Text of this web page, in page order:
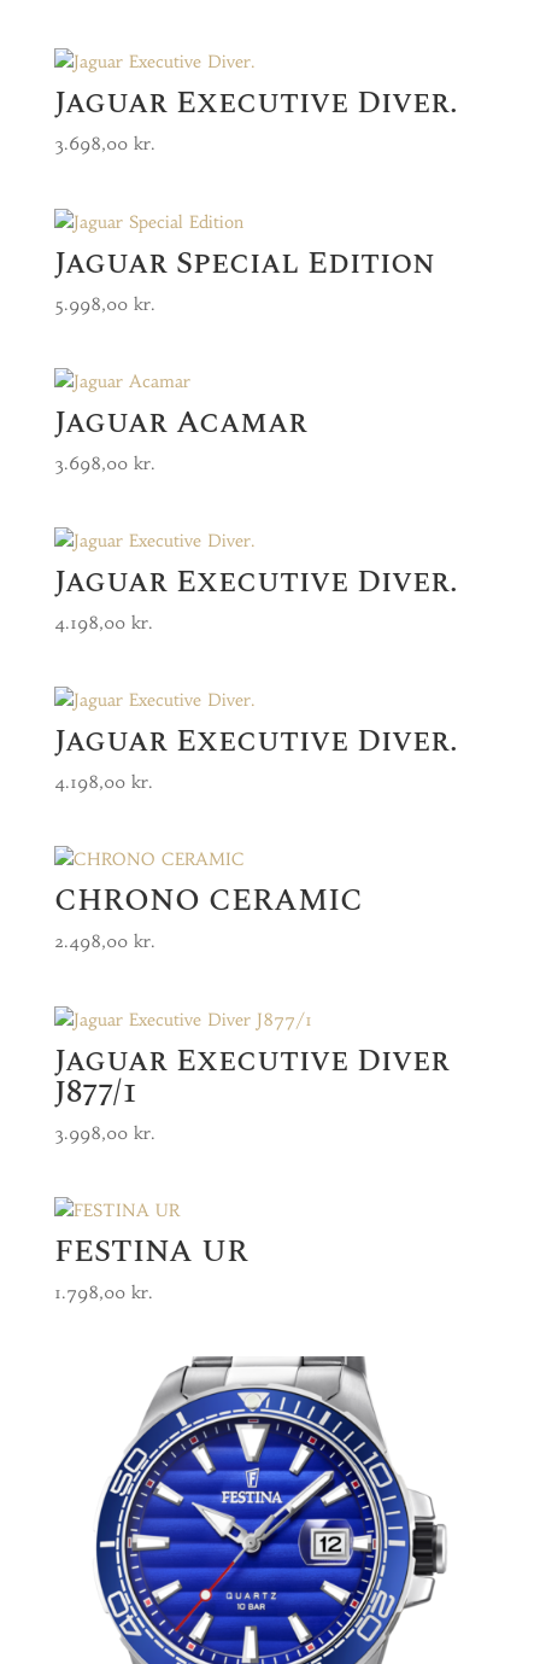
Jaguar Executive Diver.
3.698,00 kr.
Jaguar Special Edition
5.998,00 kr.
Jaguar Acamar
3.698,00 kr.
Jaguar Executive Diver.
4.198,00 kr.
Jaguar Executive Diver.
4.198,00 kr.
CHRONO CERAMIC
2.498,00 kr.
Jaguar Executive Diver
J877/1
3.998,00 kr.
FESTINA UR
1.798,00 kr.